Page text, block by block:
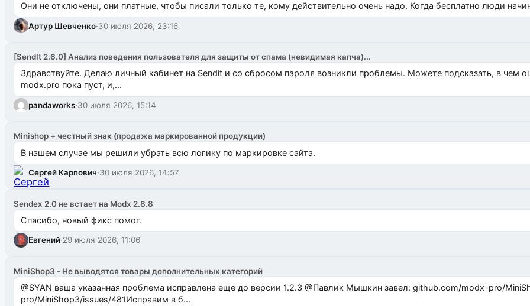
Они не отключены, они платные, чтобы писали только те, кому действительно очень надо. Когда бесплатно люди
Артур Шевченко·30 июля 2026, 23:16
[SendIt 2.6.0] Анализ поведения пользователя для защиты от спама (невидимая капча)...
Здравствуйте. Делаю личный кабинет на Sendit и со сбросом пароля возникли проблемы. Можете подсказать, в чем
modx.pro пока пуст, и,...
pandaworks·30 июля 2026, 15:14
Minishop + честный знак (продажа маркированной продукции)
В нашем случае мы решили убрать всю логику по маркировке сайта.
Сергей Карпович·30 июля 2026, 14:57
Sendex 2.0 не встает на Modx 2.8.8
Спасибо, новый фикс помог.
Евгений·29 июля 2026, 11:06
MiniShop3 - Не выводятся товары дополнительных категорий
@SYAN ваша указанная проблема исправлена еще до версии 1.2.3 @Павлик Мышкин завел: github.com/modx-pro/MiniShop3/issues/480 github.com/modx-
pro/MiniShop3/issues/481Исправим в б...